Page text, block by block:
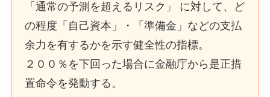
「通常の予測を超えるリスク」 に対して、ど
の程度「自己資本」・「準備金」などの支払
余力を有するかを示す健全性の指標。
２００％を下回った場合に金融庁から是正措
置命令を発動する。